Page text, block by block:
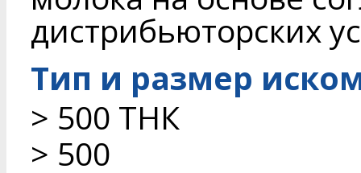
дистрибьюторских
Тип и размер
> 500 ТНК
> 500